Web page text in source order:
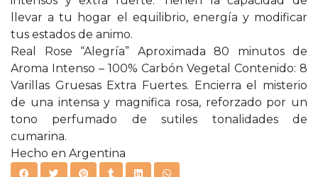
llevar a tu hogar el equilibrio, energía y modificar
tus estados de animo.
Real Rose “Alegría” Aproximada 80 minutos de
Aroma Intenso – 100% Carbón Vegetal Contenido: 8
Varillas Gruesas Extra Fuertes. Encierra el misterio
de una intensa y magnifica rosa, reforzado por un
tono perfumado de sutiles tonalidades de
cumarina.
Hecho en Argentina